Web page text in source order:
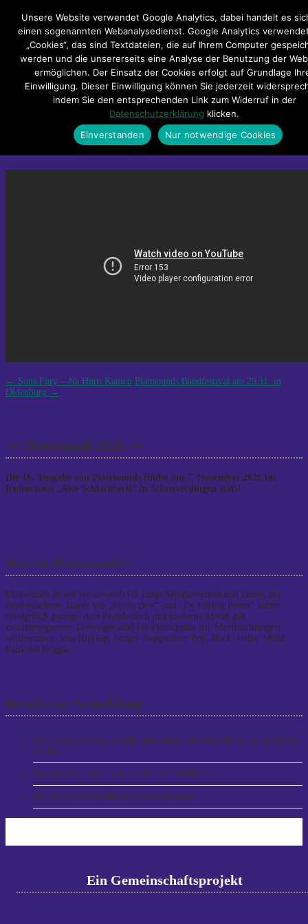
Impressum Datenschutzerklärung
Teilnahmebedingungen
Sitemap
Kontakt
De fofftig Penns feat. Tjalf
(AFTERBURNER) – GRÖÖN UN
Post
navigation
← Suns Fury – Na Huus Kamen Plattsounds Bandfestival am 29.11. in
Oldenburg →
++ Plattsounds 2026 ++
Die 16. Ausgabe von Plattsounds findet am 7. November 2026 im
Kulturhaus „Alte Schlachterei“ in Schneverdingen statt!
Was ist Plattsounds?
Plattsounds ist ein Wettbewerb für junge Musiker/innen und Bands aus
Niedersachsen. Bands wie „Fettes Brot“ und „De Fofftig Penns“ haben
erfolgreich gezeigt, dass Plattdeutsch und moderne Musik gut
zusammenpassen. Deswegen sind bei Plattsounds alle Musikrichtungen
willkommen: Von HipHop, Singer-Songwriter, Pop, Rock, Indie, Metal,
Punk bis Reggae.
Details zur Anmeldung
Der Songtext kann als pdf, doc, docx, txt oder rtf an uns gesendet
werden.
Das Bandfoto darf nicht größer als 3 MB sein.
Das MP3 darf 10 MB nicht überschreiten.
Ein Gemeinschaftsprojekt
Hauptmenü
Unsere Website verwendet Google Analytics, dabei handelt es
einen sogenannten Webanalysedienst. Google Analytics
„Cookies“, das sind Textdateien, die auf Ihrem Computer
werden und die unsererseits eine Analyse der Benutzung der
ermöglichen. Der Einsatz der Cookies erfolgt auf Grundlage
Einwilligung. Dieser Einwilligung können Sie jederzeit
indem Sie den entsprechenden Link zum Widerruf in der
Datenschutzerklärung klicken.
Einverstanden
Nur notwendige Cookies